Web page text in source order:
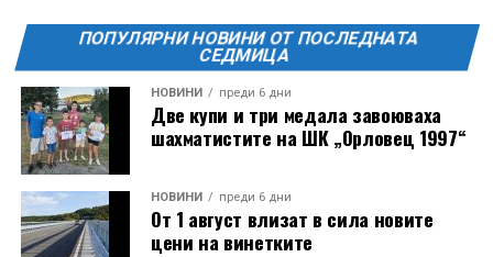
ПОПУЛЯРНИ НОВИНИ ОТ ПОСЛЕДНАТА
СЕДМИЦА
НОВИНИ преди 6 дни
Две купи и три медала завоюваха
шахматистите на ШК „Орловец 1997“
НОВИНИ преди 6 дни
От 1 август влизат в сила новите
цени на винетките